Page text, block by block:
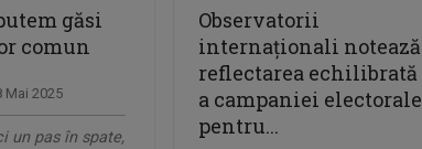
găsi
comun
Mai 2025
un pas în spate,
Observatorii
internaționali notează
reflectarea echilibrată
a campaniei electorale
pentru...